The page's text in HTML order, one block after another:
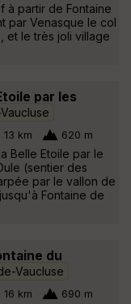
à partir de Fontaine
par Venasque le col
et le très joli village
par les
13 km 620 m
Belle Etoile par le
(sentier des
par le vallon de
Fontaine de
du
Vaucluse
16 km 690 m